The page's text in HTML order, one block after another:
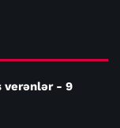
verənlər - 9